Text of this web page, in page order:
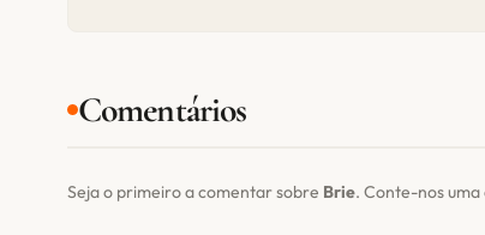
Comentários
Seja o primeiro a comentar sobre Brie. Conte-nos